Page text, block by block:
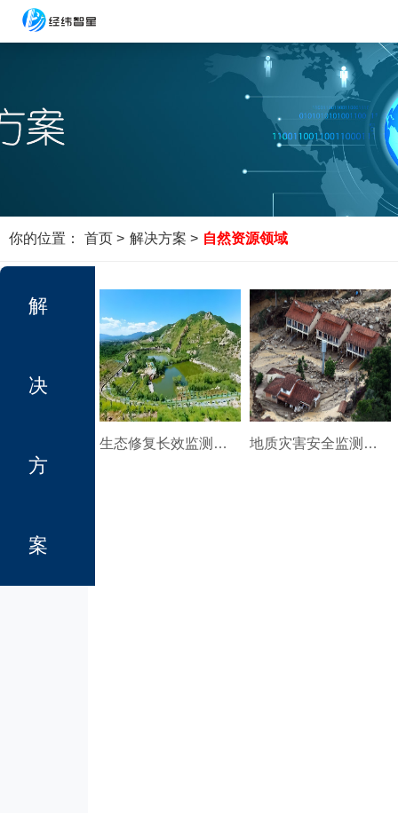
你的位置： 首页 > 解决方案 > 自然资源领域
解
决
方
案
生态修复长效监测监管 地质灾害安全监测预警解决方案